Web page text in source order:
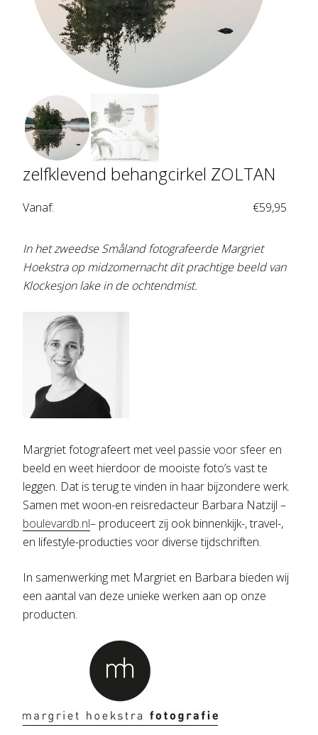
zelfklevend behangcirkel ZOLTAN
Vanaf: €59,95
In het zweedse Småland fotografeerde Margriet
Hoekstra op midzomernacht dit prachtige beeld van
Klockesjon lake in de ochtendmist.
Margriet fotografeert met veel passie voor sfeer en
beeld en weet hierdoor de mooiste foto’s vast te
leggen. Dat is terug te vinden in haar bijzondere werk.
Samen met woon-en reisredacteur Barbara Natzijl –
boulevardb.nl– produceert zij ook binnenkijk-, travel-,
en lifestyle-producties voor diverse tijdschriften.
In samenwerking met Margriet en Barbara bieden wij
een aantal van deze unieke werken aan op onze
producten.